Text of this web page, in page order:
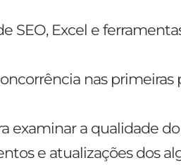
SEO, Excel e
nas primeiras
examinar a qualidade
e atualizações dos